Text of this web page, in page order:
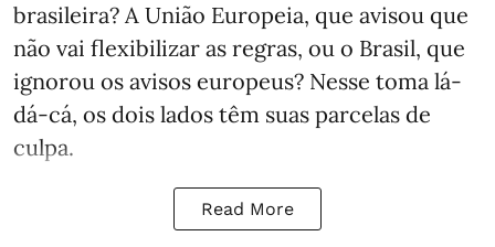
brasileira? A União Europeia, que avisou que
não vai flexibilizar as regras, ou o Brasil, que
ignorou os avisos europeus? Nesse toma lá-
dá-cá, os dois lados têm suas parcelas de
culpa.
Read More